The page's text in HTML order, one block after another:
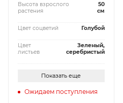
Высота взрослого
растения
50
см
Цвет соцветий Голубой
Цвет
листьев
Зеленый,
серебристый
Показать еще
Ожидаем поступления